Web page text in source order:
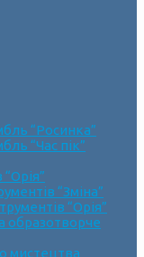
“Росинка”
“Час пік”
“Зміна”
“Орія”
образотворче
мистецтва